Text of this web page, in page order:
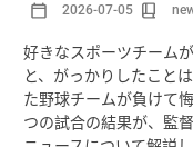
2026-07-05
好きなスポーツチーム
と、がっかりしたこと
た野球チームが負けて
つの試合の結果が、監